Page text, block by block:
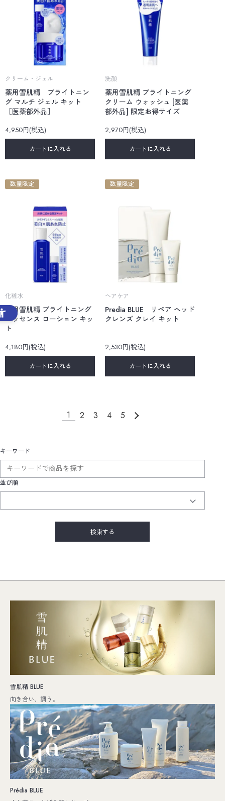
クリーム・ジェル
薬用雪肌精 ブライトニン
グ マルチ ジェル キット
［医薬部外品］
4,950円(税込)
カートに入れる
洗顔
薬用雪肌精 ブライトニング
クリーム ウォッシュ [医薬
部外品] 限定お得サイズ
2,970円(税込)
カートに入れる
数量限定
化粧水
薬用雪肌精 ブライトニング
エッセンス ローション キッ
ト
4,180円(税込)
カートに入れる
数量限定
ヘアケア
Predia BLUE リペア ヘッド
クレンズ クレイ キット
2,530円(税込)
カートに入れる
1 2 3 4 5
キーワード
並び順
雪肌精 BLUE
向き合い、調う。
Prédia BLUE